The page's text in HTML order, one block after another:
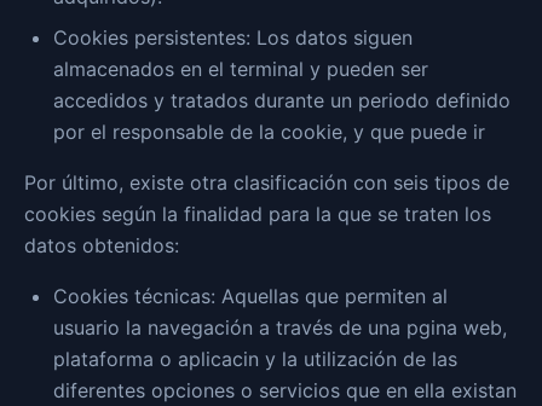
Cookies persistentes: Los datos siguen
almacenados en el terminal y pueden ser
accedidos y tratados durante un periodo definido
por el responsable de la cookie, y que puede ir
Por último, existe otra clasificación con seis tipos de
cookies según la finalidad para la que se traten los
datos obtenidos:
Cookies técnicas: Aquellas que permiten al
usuario la navegación a través de una pgina web,
plataforma o aplicacin y la utilización de las
diferentes opciones o servicios que en ella existan